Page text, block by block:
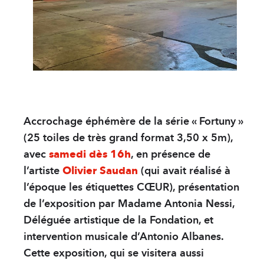
sWiss Cocktails
Herbes du Grand-
Jardins Des Monts
Accrochage éphémère de la série « Fortuny »
(25 toiles de très grand format 3,50 x 5m),
avec samedi dès 16h, en présence de
l’artiste Olivier Saudan (qui avait réalisé à
l’époque les étiquettes CŒUR), présentation
de l’exposition par Madame Antonia Nessi,
Déléguée artistique de la Fondation, et
intervention musicale d’Antonio Albanes.
Cette exposition, qui se visitera aussi